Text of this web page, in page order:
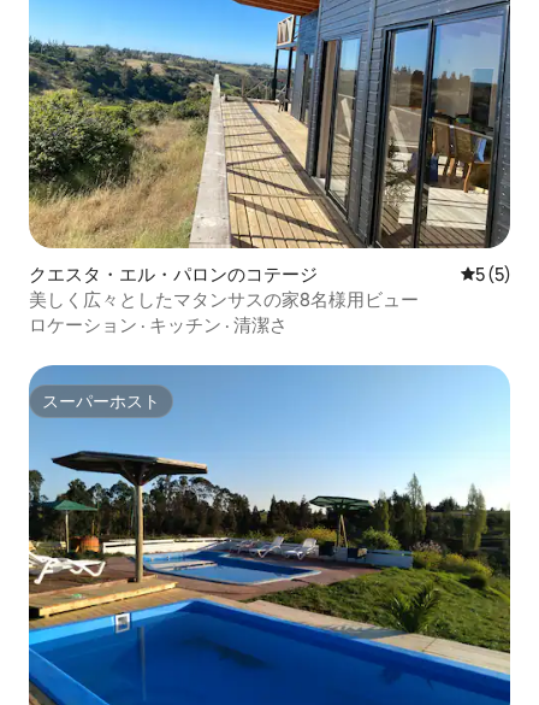
クエスタ・エル・パロンのコテージ レビュー
5 (5)
美しく広々としたマタンサスの家8名様用ビュー
ロケーション · キッチン · 清潔さ
スーパーホスト
スーパーホスト